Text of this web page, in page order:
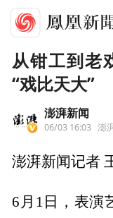
从钳工到老
“戏比天大”
澎湃新闻
06/03 16:03 澎
澎湃新闻记者
6月1日，表演